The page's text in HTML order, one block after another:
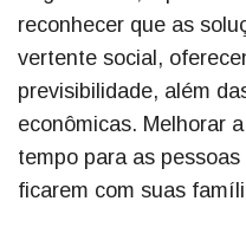
reconhecer que as
vertente social,
previsibilidade, além
econômicas. Melhorar
tempo para as
ficarem com suas